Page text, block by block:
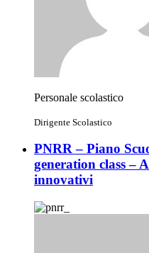
Personale scolastico
Dirigente Scolastico
PNRR – Piano
generation class –
innovativi